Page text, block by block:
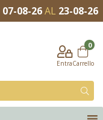
07-08-26AL 23-08-26
Entra
0
Carrello